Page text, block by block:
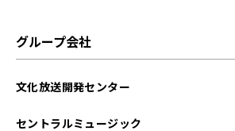
グループ会社
文化放送開発センター
セントラルミュージック